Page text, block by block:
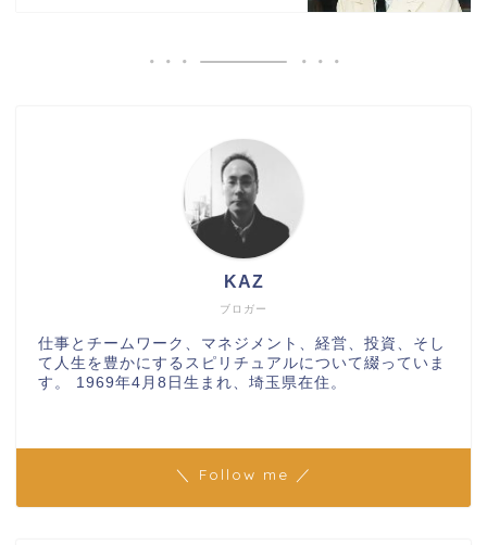
ブロガー
KAZ
仕事とチームワーク、マネジメント、経営、投資、そし
て人生を豊かにするスピリチュアルについて綴っていま
す。 1969年4月8日生まれ、埼玉県在住。
＼ Follow me ／